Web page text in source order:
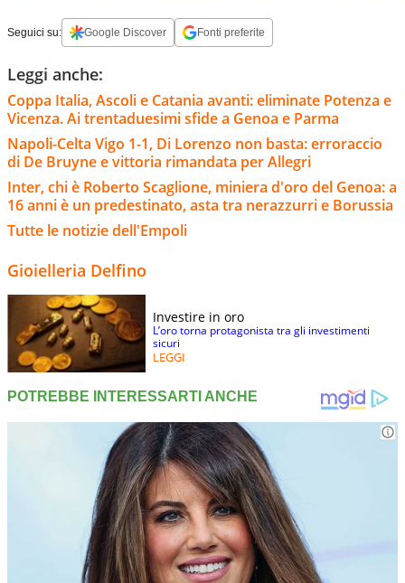
Seguici su: Google Discover Fonti preferite
Leggi anche:
Coppa Italia, Ascoli e Catania avanti: eliminate Potenza e
Vicenza. Ai trentaduesimi sfide a Genoa e Parma
Napoli-Celta Vigo 1-1, Di Lorenzo non basta: erroraccio
di De Bruyne e vittoria rimandata per Allegri
Inter, chi è Roberto Scaglione, miniera d'oro del Genoa: a
16 anni è un predestinato, asta tra nerazzurri e Borussia
Tutte le notizie dell'Empoli
Gioielleria Delfino
Investire in oro
L’oro torna protagonista tra gli investimenti
sicuri
LEGGI